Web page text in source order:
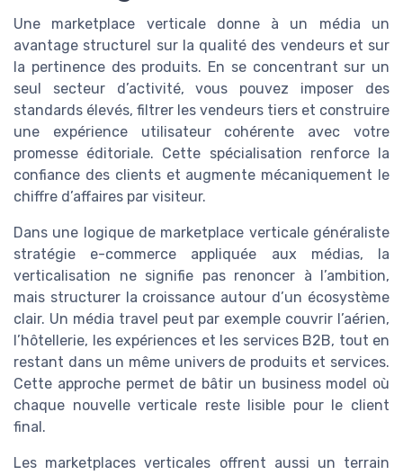
Une marketplace verticale donne à un média un
avantage structurel sur la qualité des vendeurs et sur
la pertinence des produits. En se concentrant sur un
seul secteur d’activité, vous pouvez imposer des
standards élevés, filtrer les vendeurs tiers et construire
une expérience utilisateur cohérente avec votre
promesse éditoriale. Cette spécialisation renforce la
confiance des clients et augmente mécaniquement le
chiffre d’affaires par visiteur.
Dans une logique de marketplace verticale généraliste
stratégie e-commerce appliquée aux médias, la
verticalisation ne signifie pas renoncer à l’ambition,
mais structurer la croissance autour d’un écosystème
clair. Un média travel peut par exemple couvrir l’aérien,
l’hôtellerie, les expériences et les services B2B, tout en
restant dans un même univers de produits et services.
Cette approche permet de bâtir un business model où
chaque nouvelle verticale reste lisible pour le client
final.
Les marketplaces verticales offrent aussi un terrain